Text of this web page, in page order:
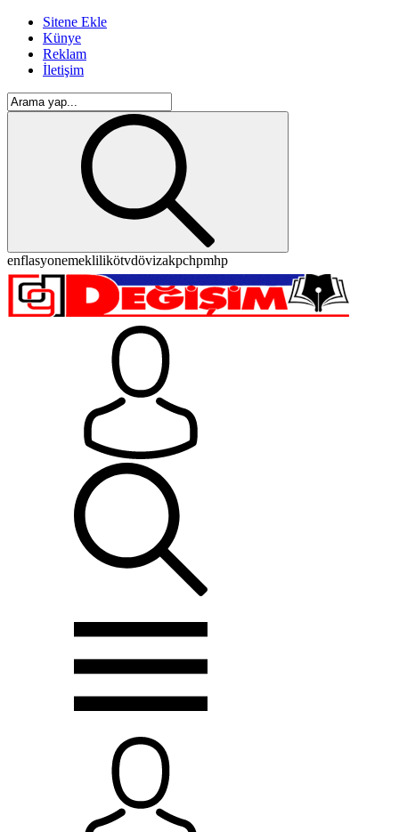
Sitene Ekle
Künye
Reklam
İletişim
enflasyonemeklilikötvdövizakpchpmhp